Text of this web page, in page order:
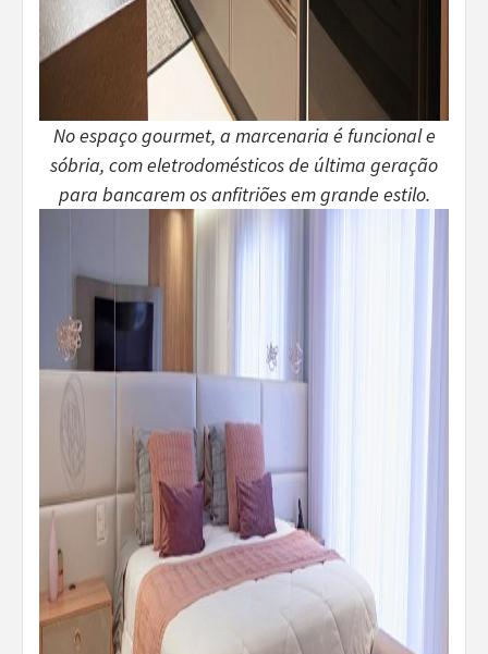
No espaço gourmet, a marcenaria é funcional e
sóbria, com eletrodomésticos de última geração
para bancarem os anfitriões em grande estilo.